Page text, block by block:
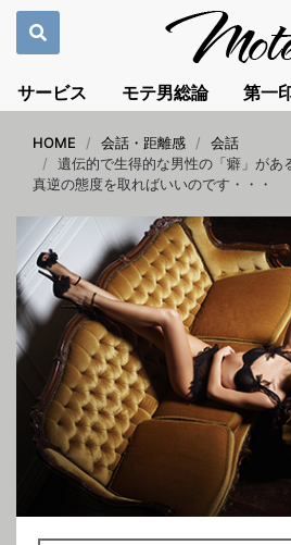
サービス モテ男総論 第一
HOME 会話・距離感
会話
遺伝的で生得的な男性の「癖」があ
真逆の態度を取ればいいのです・・・